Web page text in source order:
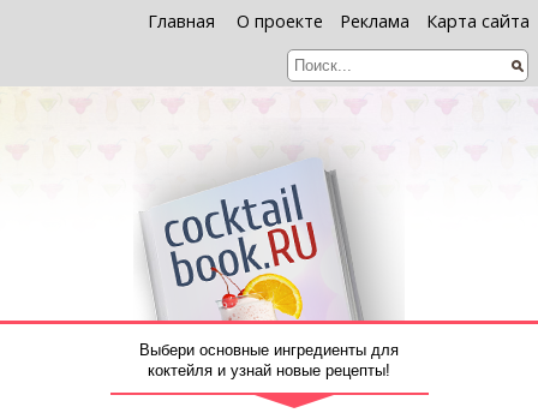
Главная О проекте Реклама Карта сайта
Выбери основные ингредиенты для
коктейля и узнай новые рецепты!